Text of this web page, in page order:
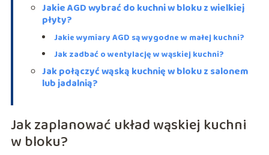
Jakie AGD wybrać do kuchni w bloku z wielkiej
płyty?
Jakie wymiary AGD są wygodne w małej kuchni?
Jak zadbać o wentylację w wąskiej kuchni?
Jak połączyć wąską kuchnię w bloku z salonem
lub jadalnią?
Jak zaplanować układ wąskiej kuchni
w bloku?